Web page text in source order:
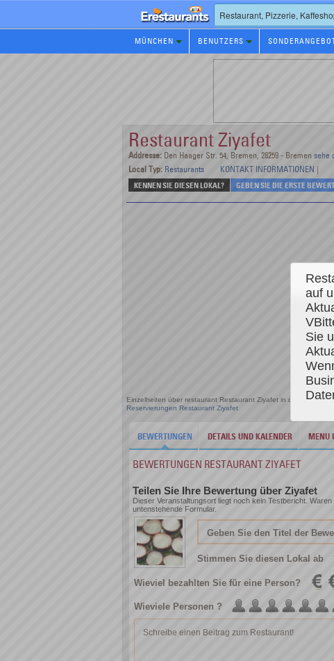
Restaurants
Reservierungen
MÜNCHEN BENUTZERS
Restaurant Ziyafet
Addresse: Den Haager Str. 54, Bremen, 28259 - Bremen sehe
Local Typ: Restaurants KONTAKT INFORMATIONEN |
KENNEN SIE DIESEN LOKAL? GEBEN SIE DIE ERSTE
Einzelheiten über restaurant Restaurant Ziyafet in der Stadt
Reservierungen Restaurant Ziyafet
BEWERTUNGEN DETAILS UND KALENDER MENU
BEWERTUNGEN RESTAURANT ZIYAFET
Teilen Sie Ihre Bewertung über Ziyafet
Dieser Veranstaltungsort liegt noch kein Testbericht.
untenstehende Formular.
Stimmen Sie diesen Lokal ab
Wieviel bezahlten Sie für eine Person?
Wieviele Personen ?
auf
Sie